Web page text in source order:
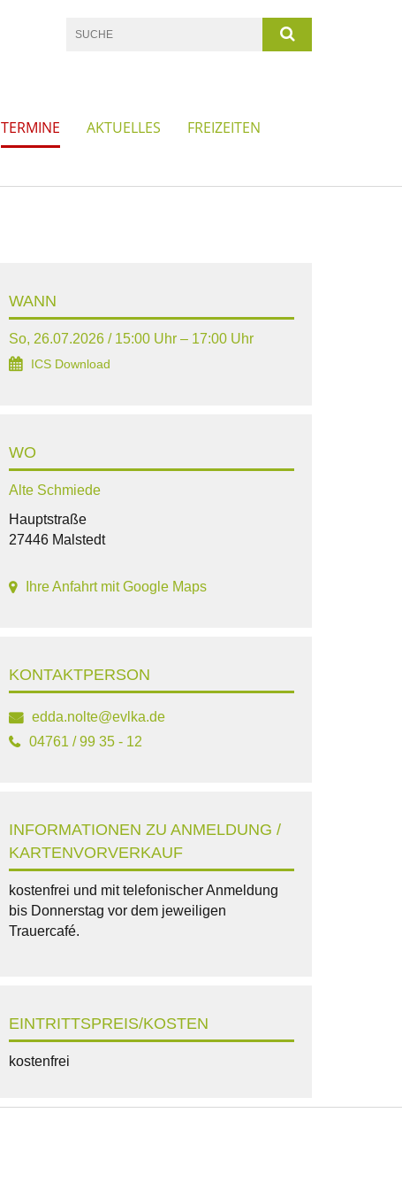
TERMINE AKTUELLES
FREIZEITEN
WANN
So, 26.07.2026 / 15:00 Uhr – 17:00 Uhr
ICS Download
WO
Alte Schmiede
Hauptstraße
27446 Malstedt
Ihre Anfahrt mit Google Maps
KONTAKTPERSON
edda.nolte@evlka.de
04761 / 99 35 - 12
INFORMATIONEN ZU ANMELDUNG /
KARTENVORVERKAUF
kostenfrei und mit telefonischer Anmeldung
bis Donnerstag vor dem jeweiligen
Trauercafé.
EINTRITTSPREIS/KOSTEN
kostenfrei